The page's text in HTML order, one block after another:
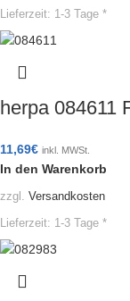
Lieferzeit: 1-3 Tage *
herpa 084611
11,69€ inkl. MWSt.
In den Warenkorb
zzgl. Versandkosten
Lieferzeit: 1-3 Tage *